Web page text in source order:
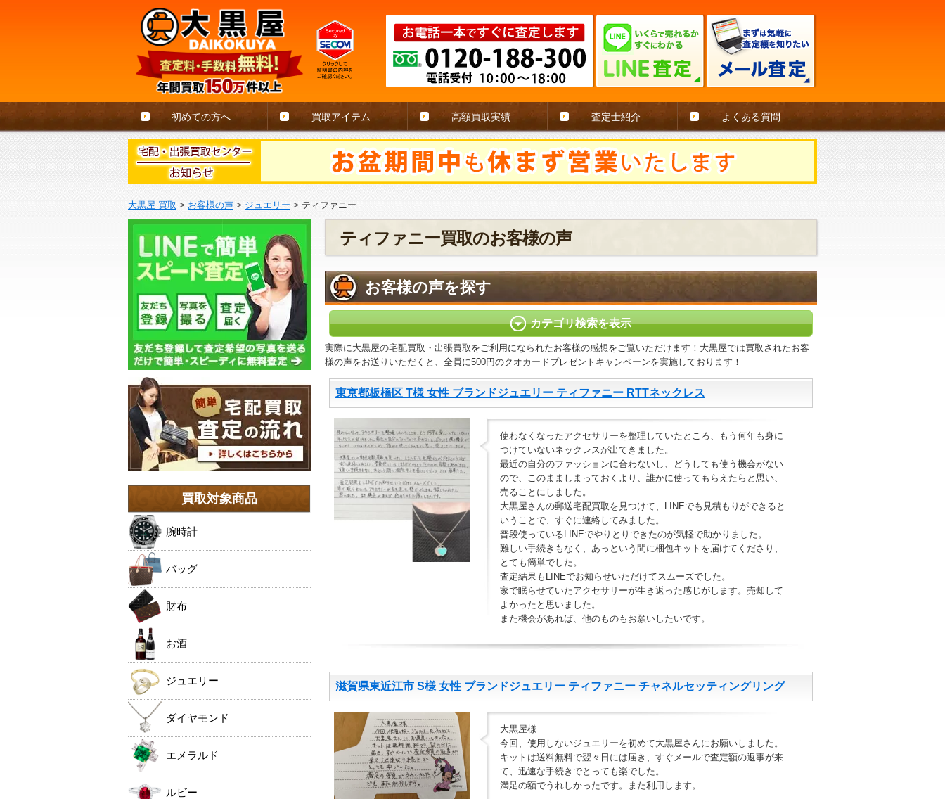
初めての方へ 買取アイテム 高額買取実績 査定士紹介 よくある質問
大黒屋 買取 > お客様の声 > ジュエリー > ティファニー
ティファニー買取のお客様の声
お客様の声を探す
カテゴリ検索を表示
実際に大黒屋の宅配買取・出張買取をご利用になられたお客様の感想をご覧いただけます！大黒屋では買取されたお客
様の声をお送りいただくと、全員に500円のクオカードプレゼントキャンペーンを実施しております！
東京都板橋区 T様 女性 ブランドジュエリー ティファニー RTTネックレス
使わなくなったアクセサリーを整理していたところ、もう何年も身に
つけていないネックレスが出てきました。
最近の自分のファッションに合わないし、どうしても使う機会がない
ので、このまましまっておくより、誰かに使ってもらえたらと思い、
売ることにしました。
大黒屋さんの郵送宅配買取を見つけて、LINEでも見積もりができると
いうことで、すぐに連絡してみました。
普段使っているLINEでやりとりできたのが気軽で助かりました。
難しい手続きもなく、あっという間に梱包キットを届けてくださり、
とても簡単でした。
査定結果もLINEでお知らせいただけてスムーズでした。
家で眠らせていたアクセサリーが生き返った感じがします。売却して
よかったと思いました。
また機会があれば、他のものもお願いしたいです。
滋賀県東近江市 S様 女性 ブランドジュエリー ティファニー チャネルセッティングリング
大黒屋様
今回、使用しないジュエリーを初めて大黒屋さんにお願いしました。
キットは送料無料で翌々日には届き、すぐメールで査定額の返事が来
て、迅速な手続きでとっても楽でした。
満足の額でうれしかったです。また利用します。
買取対象商品
腕時計
バッグ
財布
お酒
ジュエリー
ダイヤモンド
エメラルド
ルビー